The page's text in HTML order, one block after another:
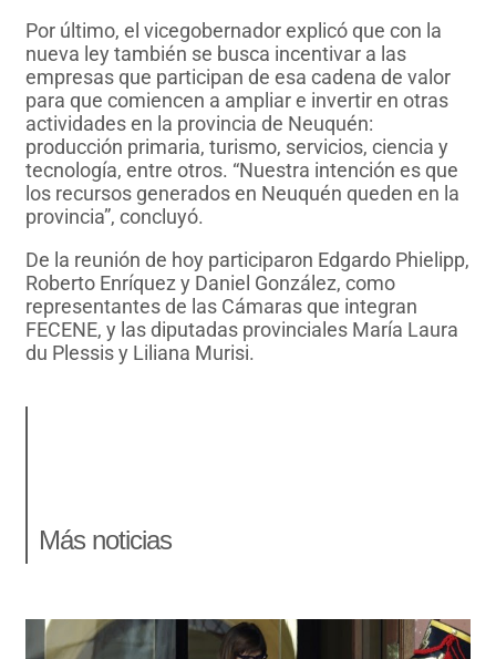
Por último, el vicegobernador explicó que con la
nueva ley también se busca incentivar a las
empresas que participan de esa cadena de valor
para que comiencen a ampliar e invertir en otras
actividades en la provincia de Neuquén:
producción primaria, turismo, servicios, ciencia y
tecnología, entre otros. “Nuestra intención es que
los recursos generados en Neuquén queden en la
provincia”, concluyó.
De la reunión de hoy participaron Edgardo Phielipp,
Roberto Enríquez y Daniel González, como
representantes de las Cámaras que integran
FECENE, y las diputadas provinciales María Laura
du Plessis y Liliana Murisi.
Más noticias